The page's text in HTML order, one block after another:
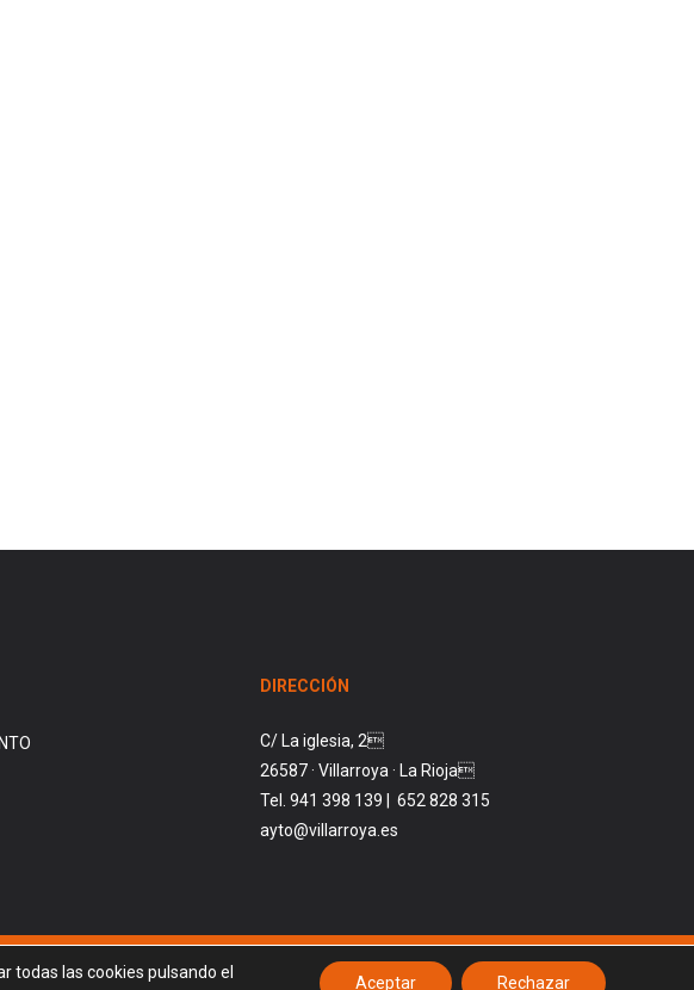
DIRECCIÓN
C/ La iglesia, 2
26587 · Villarroya · La Rioja
Tel. 941 398 139 | 652 828 315
ayto@villarroya.es
AVISO LEGAL facebook
todas las cookies pulsando el
Aceptar Rechazar